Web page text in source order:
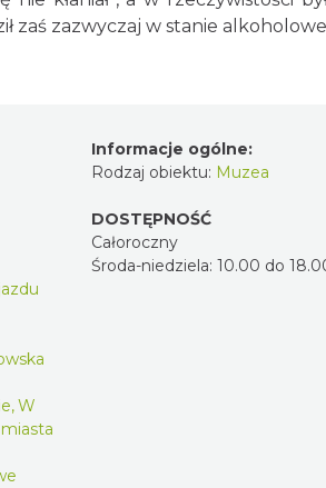
zaś zazwyczaj w stanie
W
Informacje ogólne:
Rodzaj obiektu: Muzea
DOSTĘPNOŚĆ
Całoroczny
Środa-niedziela: 10.00 do